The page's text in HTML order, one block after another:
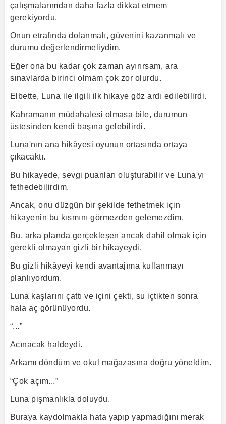
çalışmalarımdan daha fazla dikkat etmem
gerekiyordu.
Onun etrafında dolanmalı, güvenini kazanmalı ve
durumu değerlendirmeliydim.
Eğer ona bu kadar çok zaman ayırırsam, ara
sınavlarda birinci olmam çok zor olurdu.
Elbette, Luna ile ilgili ilk hikaye göz ardı edilebilirdi.
Kahramanın müdahalesi olmasa bile, durumun
üstesinden kendi başına gelebilirdi.
Luna'nın ana hikâyesi oyunun ortasında ortaya
çıkacaktı.
Bu hikayede, sevgi puanları oluşturabilir ve Luna'yı
fethedebilirdim.
Ancak, onu düzgün bir şekilde fethetmek için
hikayenin bu kısmını görmezden gelemezdim.
Bu, arka planda gerçekleşen ancak dahil olmak için
gerekli olmayan gizli bir hikayeydi.
Bu gizli hikâyeyi kendi avantajıma kullanmayı
planlıyordum.
Luna kaşlarını çattı ve içini çekti, su içtikten sonra
hala aç görünüyordu.
“...”
Acınacak haldeydi.
Arkamı döndüm ve okul mağazasına doğru yöneldim.
“Çok açım...”
Luna pişmanlıkla doluydu.
Buraya kaydolmakla hata yapıp yapmadığını merak